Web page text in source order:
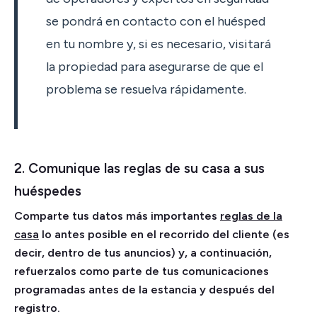
se pondrá en contacto con el huésped
en tu nombre y, si es necesario, visitará
la propiedad para asegurarse de que el
problema se resuelva rápidamente.
2. Comunique las reglas de su casa a sus
huéspedes
Comparte tus datos más importantes reglas de la
casa lo antes posible en el recorrido del cliente (es
decir, dentro de tus anuncios) y, a continuación,
refuerzalos como parte de tus comunicaciones
programadas antes de la estancia y después del
registro.